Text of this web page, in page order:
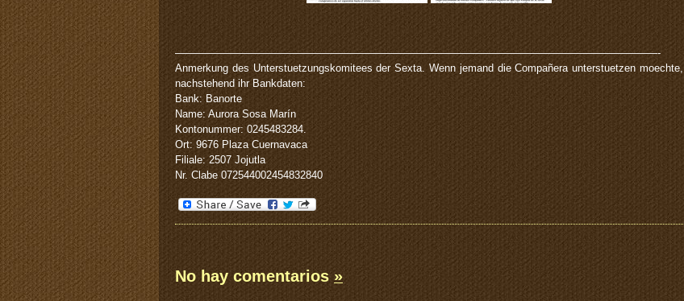
——————————————————————————————————————————————-
Anmerkung des Unterstuetzungskomitees der Sexta. Wenn jemand die Compañera unterstuetzen moechte,
nachstehend ihr Bankdaten:
Bank: Banorte
Name: Aurora Sosa Marín
Kontonummer: 0245483284.
Ort: 9676 Plaza Cuernavaca
Filiale: 2507 Jojutla
Nr. Clabe 072544002454832840
No hay comentarios »